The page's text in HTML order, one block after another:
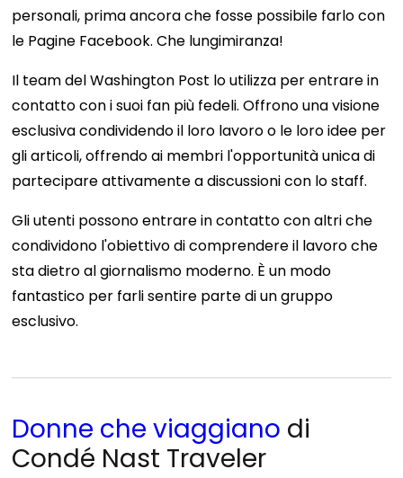
personali, prima ancora che fosse possibile farlo con
le Pagine Facebook. Che lungimiranza!
Il team del Washington Post lo utilizza per entrare in
contatto con i suoi fan più fedeli. Offrono una visione
esclusiva condividendo il loro lavoro o le loro idee per
gli articoli, offrendo ai membri l'opportunità unica di
partecipare attivamente a discussioni con lo staff.
Gli utenti possono entrare in contatto con altri che
condividono l'obiettivo di comprendere il lavoro che
sta dietro al giornalismo moderno. È un modo
fantastico per farli sentire parte di un gruppo
esclusivo.
Donne che viaggiano di
Condé Nast Traveler